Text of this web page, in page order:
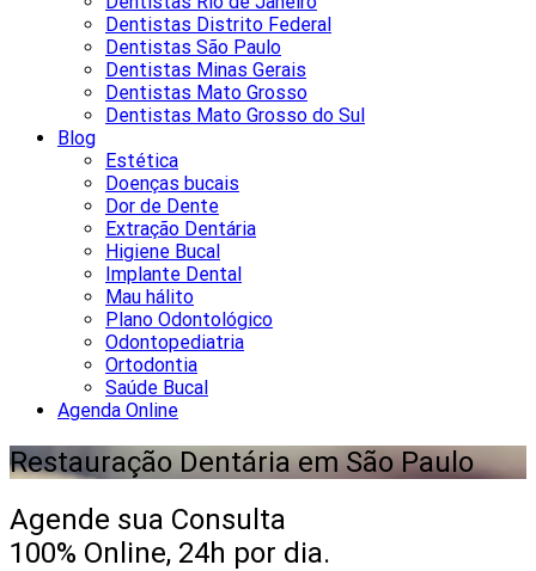
Dentistas Distrito Federal
Dentistas São Paulo
Dentistas Minas Gerais
Dentistas Mato Grosso
Dentistas Mato Grosso do Sul
Blog
Estética
Doenças bucais
Dor de Dente
Extração Dentária
Higiene Bucal
Implante Dental
Mau hálito
Plano Odontológico
Odontopediatria
Ortodontia
Saúde Bucal
Agenda Online
Restauração Dentária em São Paulo
Agende sua Consulta
100% Online, 24h por dia.